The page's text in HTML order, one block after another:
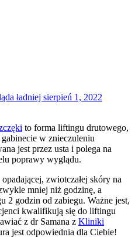
ładniej sierpień 1, 2022
to forma liftingu drutowego,
w znieczuleniu
jest przez usta i polega na
poprawy wyglądu.
zwiotczałej skóry na
mniej niż godzinę, a
2 godzin od zabiegu. Ważne jest,
kwalifikują się do liftingu
z dr Samana z Kliniki
jest odpowiednia dla Ciebie!